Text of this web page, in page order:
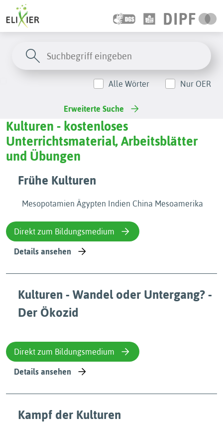
Alle Wörter Nur OER
Erweiterte Suche
Kulturen - kostenloses
Unterrichtsmaterial, Arbeitsblätter
und Übungen
Frühe Kulturen
Mesopotamien Ägypten Indien China Mesoamerika
Direkt zum Bildungsmedium
Details ansehen
Kulturen - Wandel oder Untergang? -
Der Ökozid
Direkt zum Bildungsmedium
Details ansehen
Kampf der Kulturen